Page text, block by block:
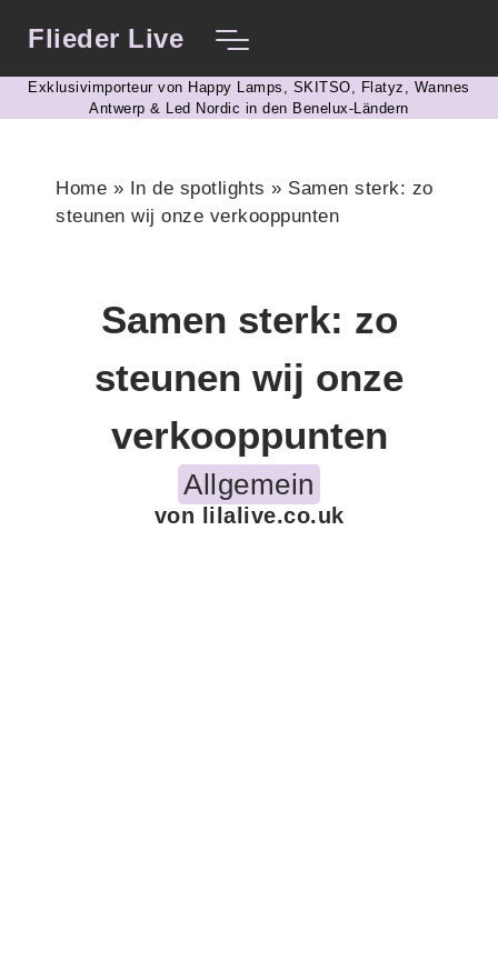
Flieder Live
Exklusivimporteur von Happy Lamps, SKITSO, Flatyz, Wannes
Antwerp & Led Nordic in den Benelux-Ländern
Home » In de spotlights » Samen sterk: zo
steunen wij onze verkooppunten
Samen sterk: zo
steunen wij onze
verkooppunten
Allgemein
von lilalive.co.uk